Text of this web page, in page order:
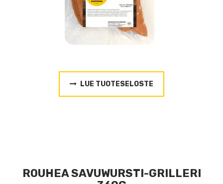
LUE TUOTESELOSTE
ROUHEA SAVUWURSTI-GRILLERI